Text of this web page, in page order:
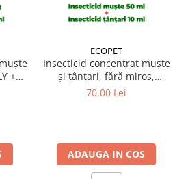
+
ECOPET
Insecticid concentrat muște
și țânțari, fără miros,
Fendona 50ml + Insecticid
ploșnițelor și puricilor
70,00 Lei
ADAUGA IN COS